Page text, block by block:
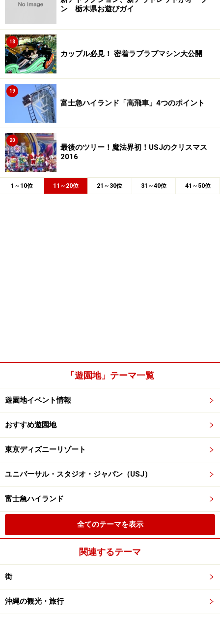
ン 栃木県お遊びガイ
18
カップル必見！ 密着ラブラブマシン大公開
19
富士急ハイランド「高飛車」4つのポイント
20
最後のツリー！魔法界初！USJのクリスマス
2016
1～10位 11～20位 21～30位 31～40位 41～50位
「遊園地」テーマ一覧
遊園地イベント情報
おすすめ遊園地
東京ディズニーリゾート
ユニバーサル・スタジオ・ジャパン（USJ）
富士急ハイランド
全てのテーマを表示
関連するテーマ
街
沖縄の観光・旅行